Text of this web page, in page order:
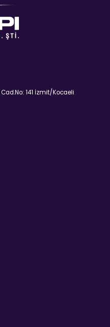
141 İzmit/Kocaeli